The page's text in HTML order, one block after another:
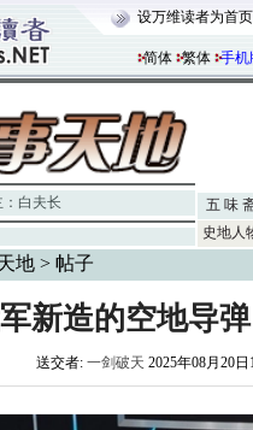
设万维读者为首页
简体 繁体 手机
白夫长 五 味
史地人
地> 帖子
新造的空地导
送交者: 一剑破天 2025年08月20